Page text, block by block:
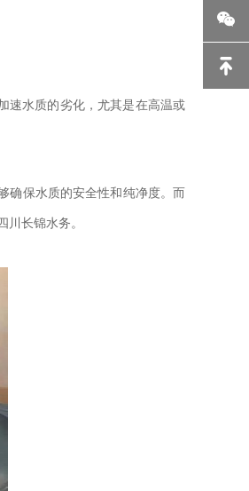
速水质的劣化，尤其是在高温或
确保水质的安全性和纯净度。而
川长锦水务。